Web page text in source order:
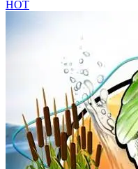
HOT